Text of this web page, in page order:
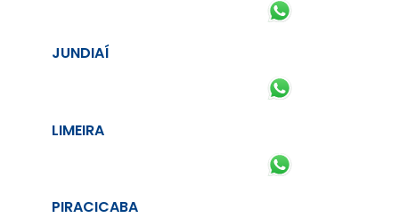
JUNDIAÍ
LIMEIRA
PIRACICABA